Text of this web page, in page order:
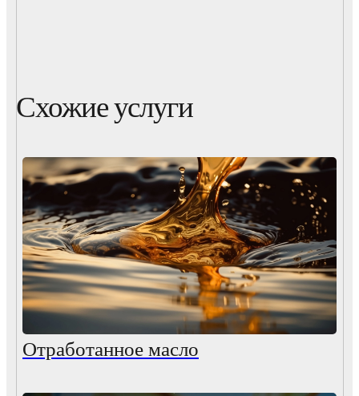
Схожие услуги
Отработанное масло